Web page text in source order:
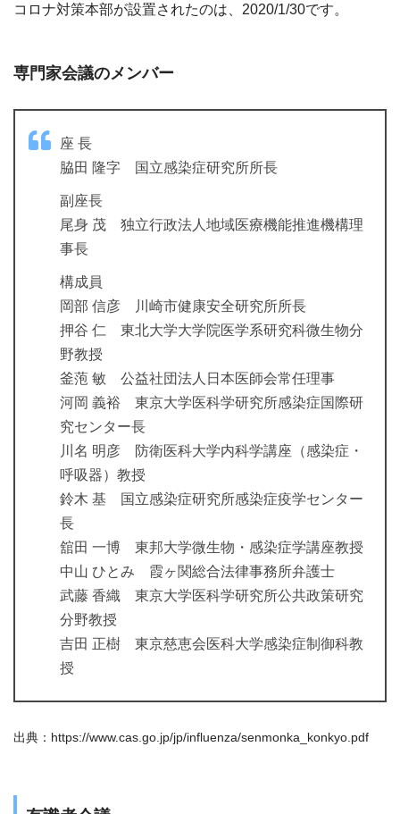
コロナ対策本部が設置されたのは、2020/1/30です。
専門家会議のメンバー
座 長
脇田 隆字 国立感染症研究所所長
副座長
尾身 茂 独立行政法人地域医療機能推進機構理
事長
構成員
岡部 信彦 川崎市健康安全研究所所長
押谷 仁 東北大学大学院医学系研究科微生物分
野教授
釜萢 敏 公益社団法人日本医師会常任理事
河岡 義裕 東京大学医科学研究所感染症国際研
究センター長
川名 明彦 防衛医科大学内科学講座（感染症・
呼吸器）教授
鈴木 基 国立感染症研究所感染症疫学センター
長
舘田 一博 東邦大学微生物・感染症学講座教授
中山 ひとみ 霞ヶ関総合法律事務所弁護士
武藤 香織 東京大学医科学研究所公共政策研究
分野教授
吉田 正樹 東京慈恵会医科大学感染症制御科教
授
出典：https://www.cas.go.jp/jp/influenza/senmonka_konkyo.pdf